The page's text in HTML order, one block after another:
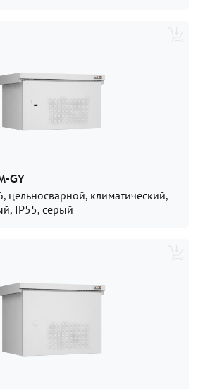
GY
цельносварной, климатический,
IP55, серый